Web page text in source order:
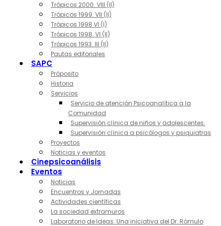
Trópicos 2000. VIII (II)
Trópicos 1999. VII (II)
Trópicos 1998 VI (I)
Trópicos 1998. VI (II)
Trópicos 1993. III (II)
Pautas editoriales
SAPC
Próposito
Historia
Servicios
Servicio de atención Psicoanalítica a la
Comunidad
Supervisión clínica de niños y adolescentes.
Supervisión clínica a psicólogos y psiquiatras
Proyectos
Noticias y eventos
Cinepsicoanálisis
Eventos
Noticias
Encuentros y Jornadas
Actividades científicas
La sociedad extramuros
Laboratorio de Ideas. Una iniciativa del Dr. Rómulo